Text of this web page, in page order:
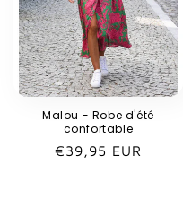
Malou - Robe d'été
confortable
Prix
€39,95 EUR